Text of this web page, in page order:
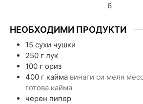
6
НЕОБХОДИМИ ПРОДУКТИ
15 сухи чушки
250 г лук
100 г ориз
400 г кайма винаги си меля
готова кайма
черен пипер